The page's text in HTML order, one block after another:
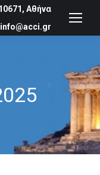
Αθήνα
info@acci.gr